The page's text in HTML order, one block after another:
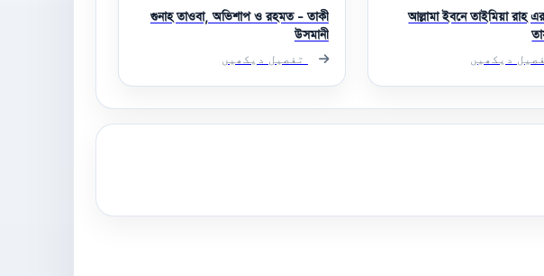
আল্লামা ইবনে তাইমিয়া রাহ
دیکھیں
গুনাহ তাওবা, অভিশাপ ও রহমত - তাকী
উসমানী
تفصیل دیکھیں